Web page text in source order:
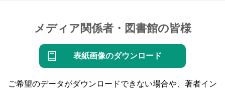
メディア関係者・図書館の皆様
表紙画像のダウンロード
ご希望のデータがダウンロードできない場合や、著者イン